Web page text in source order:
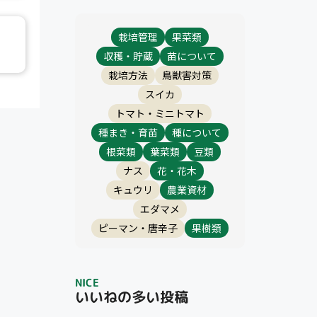
栽培管理
果菜類
収穫・貯蔵
苗について
栽培方法
鳥獣害対策
スイカ
トマト・ミニトマト
種まき・育苗
種について
根菜類
葉菜類
豆類
ナス
花・花木
キュウリ
農業資材
エダマメ
ピーマン・唐辛子
果樹類
NICE
いいねの多い投稿